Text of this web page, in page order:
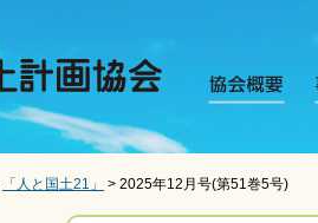
「人と国土21」 > 2025年12月号(第51巻5号)